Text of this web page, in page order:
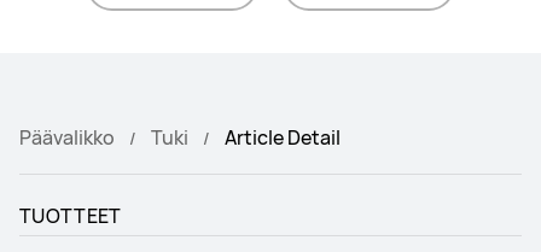
Päävalikko Tuki Article Detail
TUOTTEET